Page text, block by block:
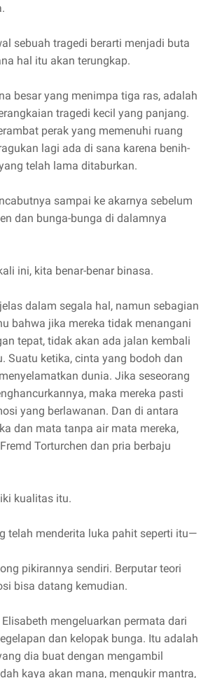
sebuah tragedi berarti menjadi buta
hal itu akan terungkap.
besar yang menimpa tiga ras, adalah
tragedi kecil yang panjang.
perak yang memenuhi ruang
lagi ada di sana karena benih-
telah lama ditaburkan.
sampai ke akarnya sebelum
dan bunga-bunga di dalamnya
ini, kita benar-benar binasa.
dalam segala hal, namun sebagian
bahwa jika mereka tidak menangani
tepat, tidak akan ada jalan kembali
Suatu ketika, cinta yang bodoh dan
dunia. Jika seseorang
maka mereka pasti
yang berlawanan. Dan di antara
dan mata tanpa air mata mereka,
Torturchen dan pria berbaju
kualitas itu.
telah menderita luka pahit seperti itu—
pikirannya sendiri. Berputar teori
bisa datang kemudian.
mengeluarkan permata dari
dan kelopak bunga. Itu adalah
dia buat dengan mengambil
kaya akan mana, mengukir mantra,